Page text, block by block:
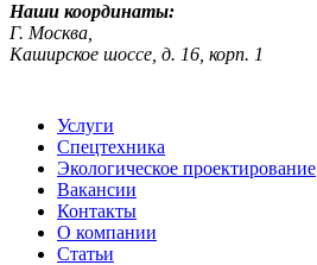
Наши координаты:
Г. Москва,
Каширское шоссе, д. 16, корп. 1
Услуги
Спецтехника
Экологическое проектирование
Вакансии
Контакты
О компании
Статьи